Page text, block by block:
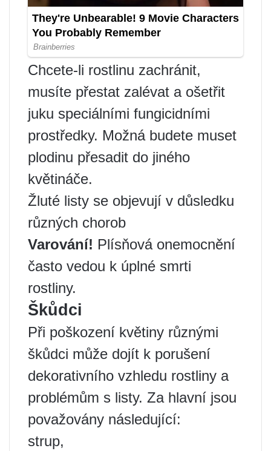
Chcete-li rostlinu zachránit,
musíte přestat zalévat a ošetřit
juku speciálními fungicidními
prostředky. Možná budete muset
plodinu přesadit do jiného
květináče.
Žluté listy se objevují v důsledku
různých chorob
Varování! Plísňová onemocnění
často vedou k úplné smrti
rostliny.
Škůdci
Při poškození květiny různými
škůdci může dojít k porušení
dekorativního vzhledu rostliny a
problémům s listy. Za hlavní jsou
považovány následující:
strup,